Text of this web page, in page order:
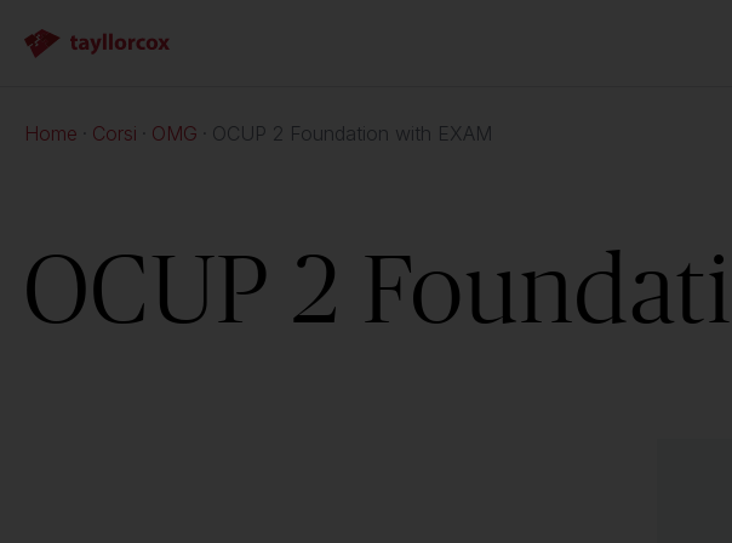
Home Corsi OMG OCUP 2 Foundation with EXAM
OCUP 2